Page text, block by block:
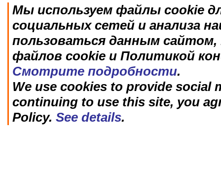
Мы используем файлы cookie
социальных сетей и анализа
пользоваться данным
файлов cookie и Политикой
Смотрите подробности.
We use cookies to provide social
continuing to use this site, you
Policy. See details.